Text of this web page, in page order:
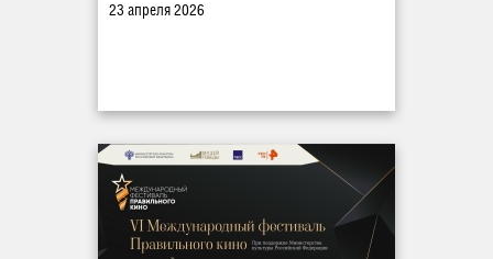
23 апреля 2026